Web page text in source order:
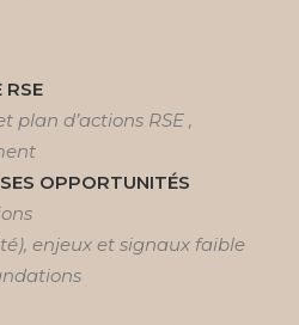
RSE
plan d’actions RSE ,
OPPORTUNITÉS
enjeux et signaux faible